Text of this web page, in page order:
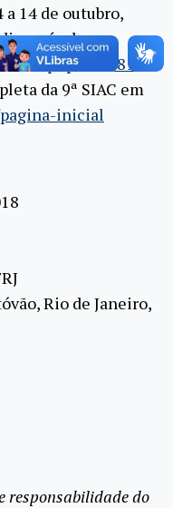
14 de outubro,
em
649781
da 9ª SIAC em
inicial
Rio de Janeiro,
responsabilidade do